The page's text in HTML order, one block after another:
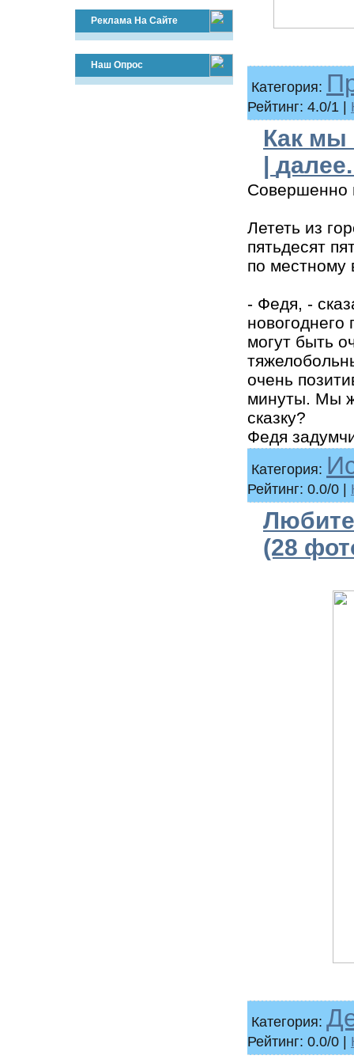
Реклама На Сайте
Наш Опрос
Категория:
Рейтинг: 4.0/1 |
Как мы
Совершенно
Лететь из
пятьдесят
по местному
- Федя, -
могут быть
очень
минуты. Мы
сказку?
Федя
Категория:
Рейтинг: 0.0/0 |
(28
Категория:
Рейтинг: 0.0/0 |